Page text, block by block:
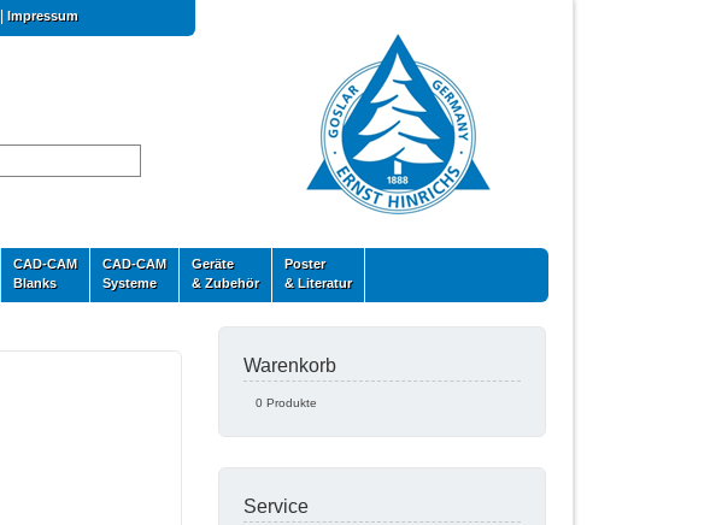
Impressum
CAD-CAM
Blanks
CAD-CAM
Systeme
Geräte
& Zubehör
Poster
& Literatur
Warenkorb
0 Produkte
Service